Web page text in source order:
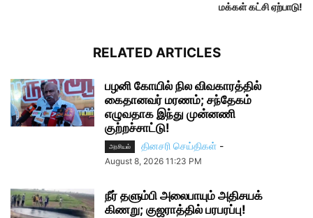
மக்கள் கட்சி ஏற்பாடு!
RELATED ARTICLES
பழனி கோயில் நில விவகாரத்தில்
கைதானவர் மரணம்; சந்தேகம்
எழுவதாக இந்து முன்னணி
குற்றச்சாட்டு!
அரசியல் தினசரி செய்திகள் -
August 8, 2026 11:23 PM
நீர் தளும்பி அலைபாயும் அதிசயக்
கிணறு; குஜராத்தில் பரபரப்பு!